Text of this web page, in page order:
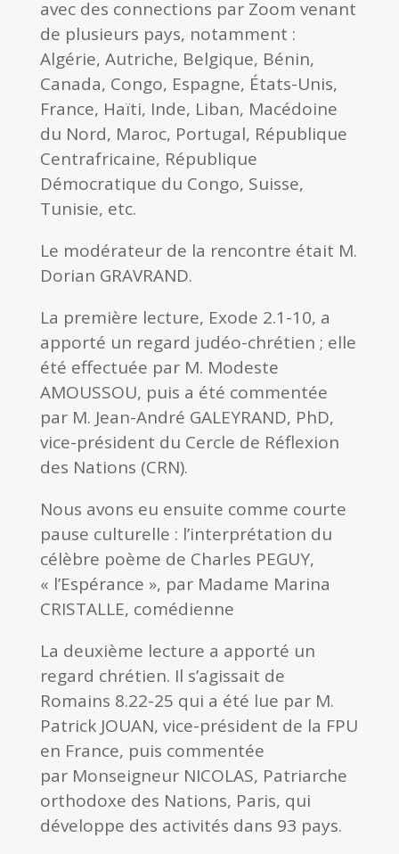
avec des connections par Zoom venant
de plusieurs pays, notamment :
Algérie, Autriche, Belgique, Bénin,
Canada, Congo, Espagne, États-Unis,
France, Haïti, Inde, Liban, Macédoine
du Nord, Maroc, Portugal, République
Centrafricaine, République
Démocratique du Congo, Suisse,
Tunisie, etc.
Le modérateur de la rencontre était M.
Dorian GRAVRAND.
La première lecture, Exode 2.1-10, a
apporté un regard judéo-chrétien ; elle
été effectuée par M. Modeste
AMOUSSOU, puis a été commentée
par M. Jean-André GALEYRAND, PhD,
vice-président du Cercle de Réflexion
des Nations (CRN).
Nous avons eu ensuite comme courte
pause culturelle : l’interprétation du
célèbre poème de Charles PEGUY,
« l’Espérance », par Madame Marina
CRISTALLE, comédienne
La deuxième lecture a apporté un
regard chrétien. Il s’agissait de
Romains 8.22-25 qui a été lue par M.
Patrick JOUAN, vice-président de la FPU
en France, puis commentée
par Monseigneur NICOLAS, Patriarche
orthodoxe des Nations, Paris, qui
développe des activités dans 93 pays.